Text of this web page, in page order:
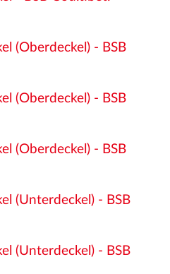
(Oberdeckel) - BSB
(Oberdeckel) - BSB
(Oberdeckel) - BSB
(Unterdeckel) - BSB
(Unterdeckel) - BSB